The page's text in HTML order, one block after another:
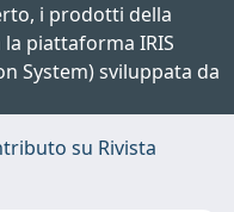
i prodotti della
la piattaforma IRIS
System) sviluppata da
su Rivista